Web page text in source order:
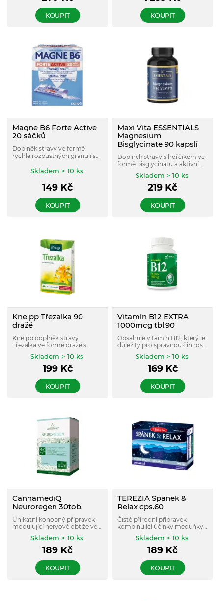
KOUPIT KOUPIT
Magne B6 Forte Active
20 sáčků
Doplněk stravy ve formě
rychle rozpustných granulí s
obsahuje hořčík a vitamín B6,
únavy a vyčerpání.
Skladem > 10 ks
149 Kč
KOUPIT
Maxi Vita ESSENTIALS
Magnesium
Bisglycinate 90 kapslí
Doplněk stravy s hořčíkem ve
formě bisglycinátu a aktivní
formou vitaminu B6, určený k
doplnění příjmu hořčíku s
dobrou vstřebatelností.
Skladem > 10 ks
219 Kč
KOUPIT
Kneipp Třezalka 90
dražé
Kneipp doplněk stravy
Třezalka ve formě dražé s
přírodními výtažky z kvetoucí
nati třezalky tečkované má
pozitivní vliv na zvládání
Skladem > 10 ks
199Kč
KOUPIT
Vitamín B12 EXTRA
1000mcg tbl.90
Obsahuje vitamín B12, který je
důležitý pro správnou činnost
nervové soustavy, psychickou
činnost a snižuje míru únavy a
Skladem > 10 ks
169Kč
KOUPIT
CannamediQ
Neuroregen 30tob.
Unikátní konopný přípravek
modulující nervové obtíže ve 3
směrech. Kozlík redukuje stres
a zkvalitňuje spánek, bacopa
omezuje záchvaty třeštění
Skladem > 10 ks
189 Kč
KOUPIT
TEREZIA Spánek &
Relax cps.60
Čistě přírodní přípravek
kombinující účinky meduňky
lékařské, kozlíku lékařského,
mučenky a levandule, které
podporují zdravé usínání.
Skladem > 10 ks
189 Kč
KOUPIT